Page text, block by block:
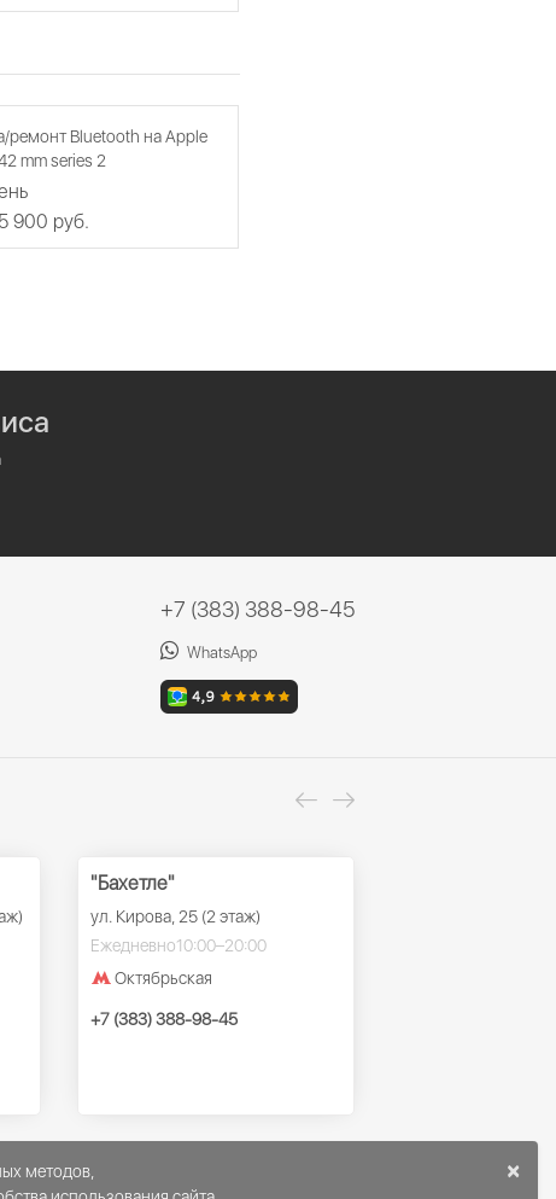
ремонт Bluetooth на Apple
mm series 2
900 руб.
+7 (383) 388-98-45
WhatsApp
"Бахетле"
ул. Кирова, 25 (2 этаж)
Ежедневно10:00–20:00
Октябрьская
+7 (383) 388-98-45
×
методов,